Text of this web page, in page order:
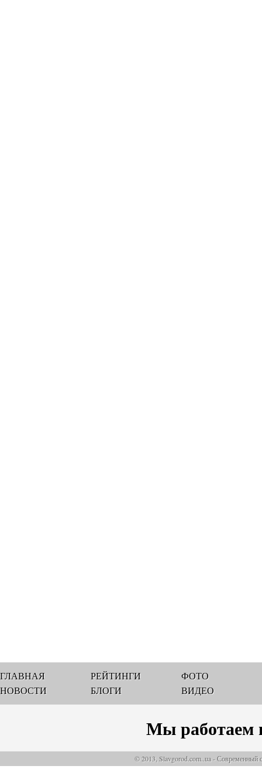
ГЛАВНАЯ
НОВОСТИ
РЕЙТИНГИ
БЛОГИ
ФОТО
ВИДЕО
Мы работаем
© 2013, Slavgorod.com..ua - Современный